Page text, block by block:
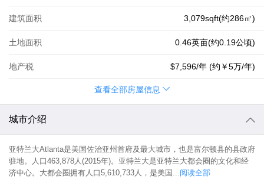
建筑面积 3,079sqft(约286㎡)
土地面积 0.46英亩(约0.19公顷)
地产税 $7,596/年 (约 ￥5万/年)
查看全部房屋信息
城市介绍
亚特兰大Atlanta是美国佐治亚州首府及最大城市，也是富尔顿县的县政府
驻地。人口463,878人(2015年)。亚特兰大是亚特兰大都会圈的文化和经
济中心。大都会圈拥有人口5,610,733人，是美国...阅读全部